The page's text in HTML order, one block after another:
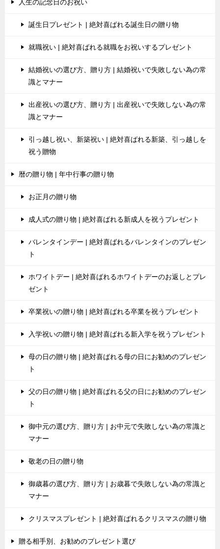
人生の記念日のお祝い
誕生日プレゼント | 絶対喜ばれる誕生日の贈り物
就職祝い | 絶対喜ばれる就職をお祝いするプレゼント
結婚祝いの選び方、贈り方 | 結婚祝いで失敗しない為の常
識とマナー
出産祝いの選び方、贈り方 | 出産祝いで失敗しない為の常
識とマナー
引っ越し祝い、新築祝い | 絶対喜ばれる新築、引っ越しを
祝う贈物
暦の贈り物 | 年中行事の贈り物
お正月の贈り物
成人式の贈り物 | 絶対喜ばれる新成人を祝うプレゼント
バレンタインデー | 絶対喜ばれるバレンタインのプレゼン
ト
ホワイトデー | 絶対喜ばれるホワイトデーのお返しとプレ
ゼント
卒業祝いの贈り物 | 絶対喜ばれる卒業を祝うプレゼント
入学祝いの贈り物 | 絶対喜ばれる新入学を祝うプレゼント
母の日の贈り物 | 絶対喜ばれる母の日にお勧めのプレゼン
ト
父の日の贈り物 | 絶対喜ばれる父の日にお勧めのプレゼン
ト
御中元の選び方、贈り方 | お中元で失敗しない為の常識と
マナー
敬老の日の贈り物
御歳暮の選び方、贈り方 | お歳暮で失敗しない為の常識と
マナー
クリスマスプレゼント | 絶対喜ばれるクリスマスの贈り物
贈る相手別、お勧めのプレゼント選び